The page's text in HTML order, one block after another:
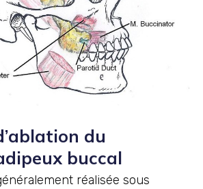
du
buccal
réalisée sous